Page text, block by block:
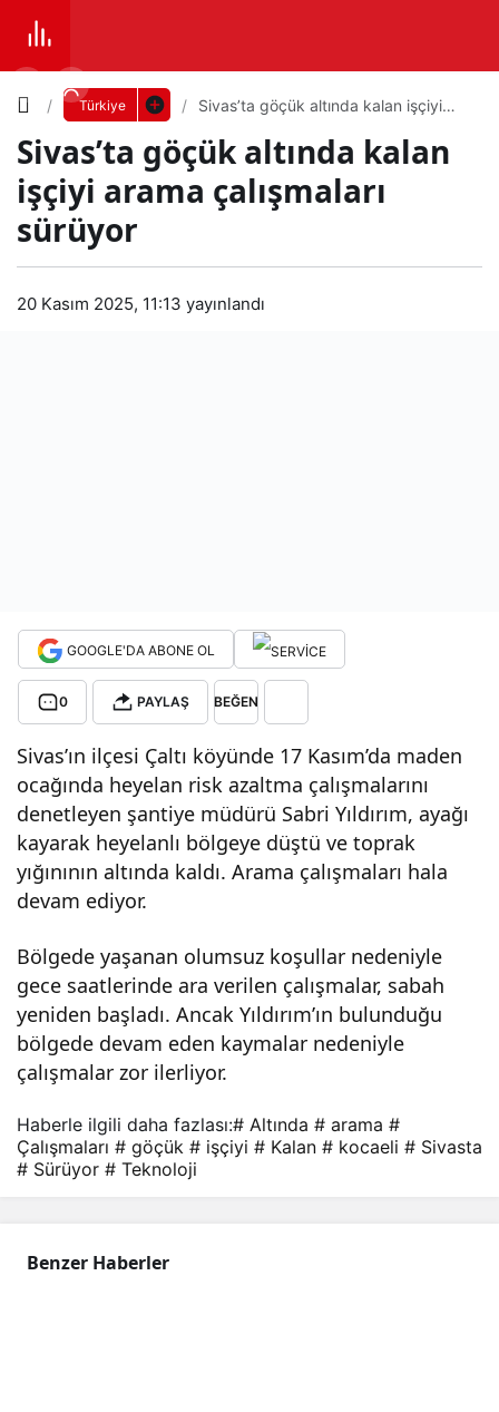
Türkiye
Sivas’ta göçük altında kalan işçiyi
Sivas’ta göçük altında kalan
işçiyi arama çalışmaları
sürüyor
20 Kasım 2025, 11:13 yayınlandı
GOOGLE'DA ABONE OL
0 PAYLAŞ BEĞEN
Sivas’ın ilçesi Çaltı köyünde 17 Kasım’da maden
ocağında heyelan risk azaltma çalışmalarını
denetleyen şantiye müdürü Sabri Yıldırım, ayağı
kayarak heyelanlı bölgeye düştü ve toprak
yığınının altında kaldı. Arama çalışmaları hala
devam ediyor.
Bölgede yaşanan olumsuz koşullar nedeniyle
gece saatlerinde ara verilen çalışmalar, sabah
yeniden başladı. Ancak Yıldırım’ın bulunduğu
bölgede devam eden kaymalar nedeniyle
çalışmalar zor ilerliyor.
Siva
n
işçi
yi
ara
ma
çalı
şma
ları
sür
r
Yazı
Boyutunu
Ayarla
0 PAYLAŞ
Haberle ilgili daha fazlası:# Altında # arama #
Çalışmaları # göçük # işçiyi # Kalan # kocaeli # Sivasta
# Sürüyor # Teknoloji
Benzer Haberler